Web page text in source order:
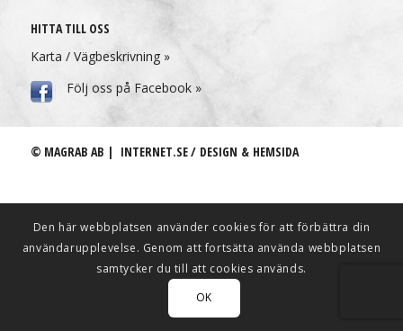
HITTA TILL OSS
Karta / Vägbeskrivning »
Följ oss på Facebook »
© MAGRAB AB | INTERNET.SE / DESIGN & HEMSIDA
Den här webbplatsen använder cookies för att förbättra din
användarupplevelse. Genom att fortsätta använda webbplatsen
samtycker du till att cookies används.
OK